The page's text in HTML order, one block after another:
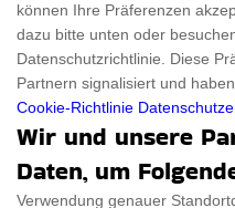
PRÜFEN SIE ES AUS
können Ihre Präferenzen
dazu bitte unten oder
Datenschutzrichtlinie. Diese
Partnern signalisiert und
Cookie-Richtlinie
Wir und unsere
Daten, um
Verwendung genauer